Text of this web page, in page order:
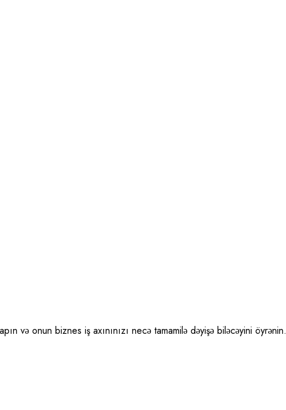
və onun biznes iş axınınızı necə tamamilə dəyişə biləcəyini öyrənin.